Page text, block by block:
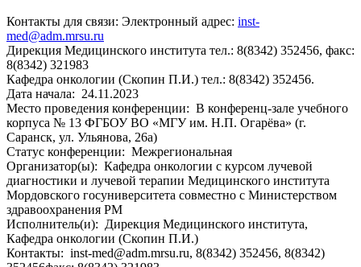
Контакты для связи: Электронный адрес: inst-
med@adm.mrsu.ru
Дирекция Медицинского института тел.: 8(8342) 352456, факс:
8(8342) 321983
Кафедра онкологии (Скопин П.И.) тел.: 8(8342) 352456.
Дата начала: 24.11.2023
Место проведения конференции: В конференц-зале учебного
корпуса № 13 ФГБОУ ВО «МГУ им. Н.П. Огарёва» (г.
Саранск, ул. Ульянова, 26а)
Статус конференции: Межрегиональная
Организатор(ы): Кафедра онкологии с курсом лучевой
диагностики и лучевой терапии Медицинского института
Мордовского госуниверситета совместно с Министерством
здравоохранения РМ
Исполнитель(и): Дирекция Медицинского института,
Кафедра онкологии (Скопин П.И.)
Контакты: inst-med@adm.mrsu.ru, 8(8342) 352456, 8(8342)